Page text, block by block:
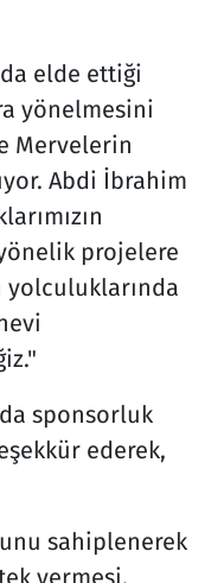
elde ettiği
yönelmesini
Mervelerin
Abdi İbrahim
projelere
yolculuklarında
sponsorluk
ederek,
sahiplenerek
vermesi,